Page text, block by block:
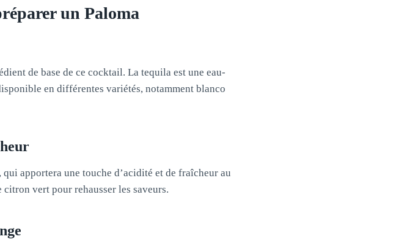
un Paloma
de base de ce cocktail. La tequila est une eau-
en différentes variétés, notamment blanco
apportera une touche d’acidité et de fraîcheur au
vert pour rehausser les saveurs.